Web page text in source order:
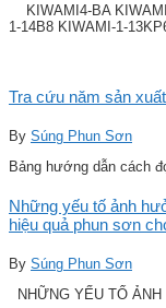
KIWAMI4-BA
1-14B8 KIWAMI-1-
Tra cứu năm sản
By Súng Phun Sơn
Bảng hướng dẫn cách
Những yếu tố ảnh
hiệu quả phun sơn
By Súng Phun Sơn
NHỮNG YẾU TỐ ẢNH